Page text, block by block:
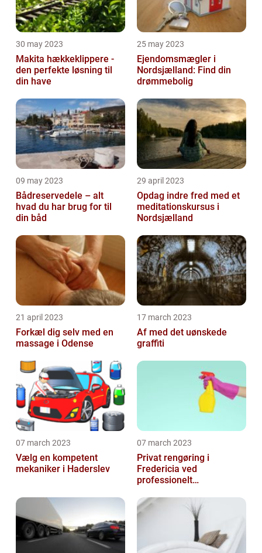
30 may 2023
Makita hækkeklippere -
den perfekte løsning til
din have
25 may 2023
Ejendomsmægler i
Nordsjælland: Find din
drømmebolig
09 may 2023
Bådreservedele – alt
hvad du har brug for til
din båd
29 april 2023
Opdag indre fred med et
meditationskursus i
Nordsjælland
21 april 2023
Forkæl dig selv med en
massage i Odense
17 march 2023
Af med det uønskede
graffiti
07 march 2023
Vælg en kompetent
mekaniker i Haderslev
07 march 2023
Privat rengøring i
Fredericia ved
professionelt